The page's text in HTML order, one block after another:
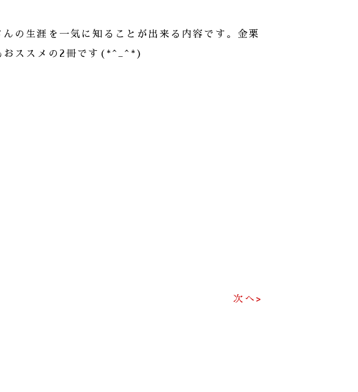
の生涯を一気に知ることが出来る内容です。金栗
おススメの2冊です(*^_^*)
次へ>